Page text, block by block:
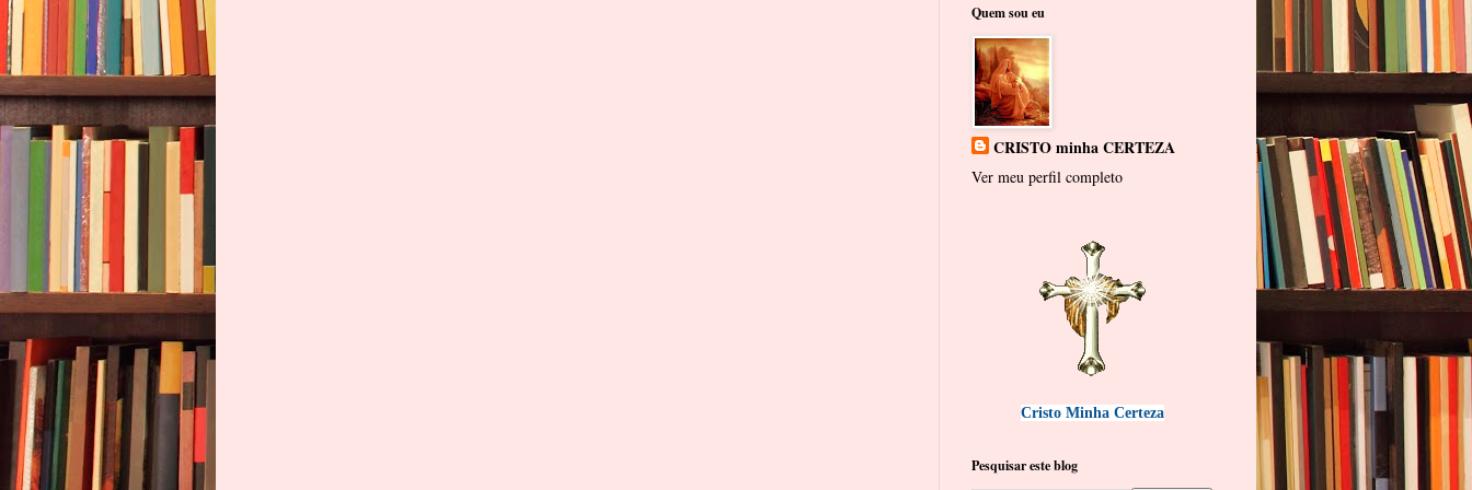
Quem sou eu
CRISTO minha CERTEZA
Ver meu perfil completo
Cristo Minha Certeza
Pesquisar este blog